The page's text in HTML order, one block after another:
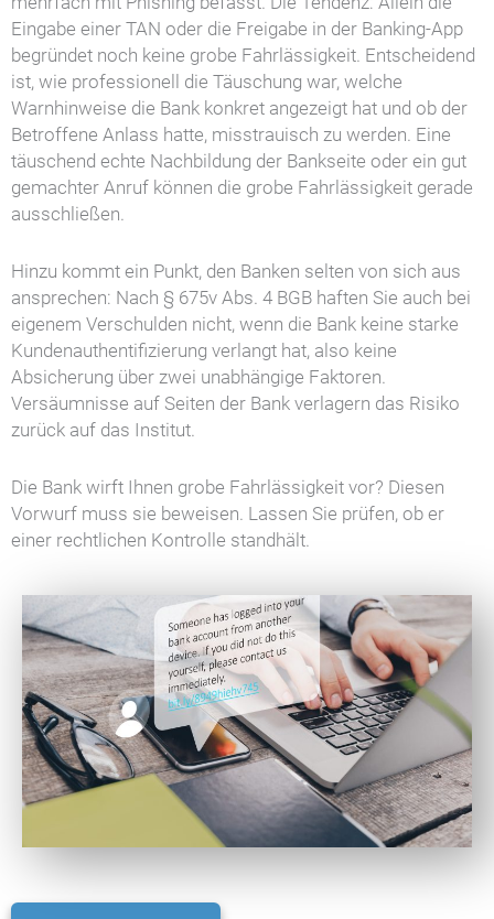
Eingabe einer TAN oder die Freigabe in der Banking-App
begründet noch keine grobe Fahrlässigkeit. Entscheidend
ist, wie professionell die Täuschung war, welche
Warnhinweise die Bank konkret angezeigt hat und ob der
Betroffene Anlass hatte, misstrauisch zu werden. Eine
täuschend echte Nachbildung der Bankseite oder ein gut
gemachter Anruf können die grobe Fahrlässigkeit gerade
ausschließen.
Hinzu kommt ein Punkt, den Banken selten von sich aus
ansprechen: Nach § 675v Abs. 4 BGB haften Sie auch bei
eigenem Verschulden nicht, wenn die Bank keine starke
Kundenauthentifizierung verlangt hat, also keine
Absicherung über zwei unabhängige Faktoren.
Versäumnisse auf Seiten der Bank verlagern das Risiko
zurück auf das Institut.
Die Bank wirft Ihnen grobe Fahrlässigkeit vor? Diesen
Vorwurf muss sie beweisen. Lassen Sie prüfen, ob er
einer rechtlichen Kontrolle standhält.